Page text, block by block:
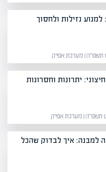
למנוע נזילות ולחסוך
יתרונות וחסרונות
למבנה: איך לבדוק שהכל